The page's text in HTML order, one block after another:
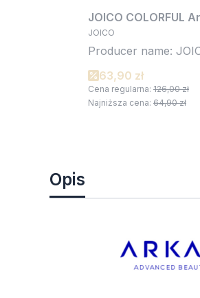
JOICO COLORFUL
JOICO
Producer name:
63,90 zł
Cena regularna: 126,00 zł
Najniższa cena: 64,90 zł
Opis